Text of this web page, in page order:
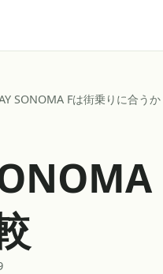
SONOMA Fは街乗りに合う